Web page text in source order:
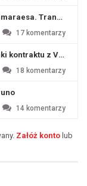
Transfer
17 komentarzy
kontraktu z
18 komentarzy
14 komentarzy
Załóż kontolub